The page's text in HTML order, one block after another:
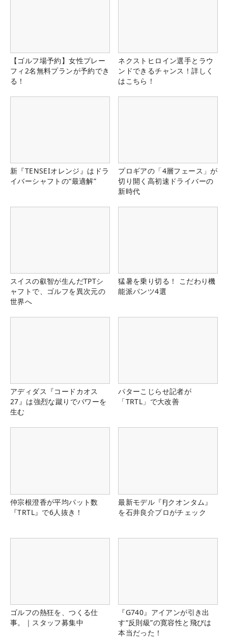
【ゴルフ場予約】女性プレー
フィ2名無料プランが予約でき
る！
ネクストヒロイン選手とラウ
ンドできるチャンス！詳しく
はこちら！
新『TENSEIオレンジ』はドラ
イバーシャフトの“最適解”
プロギアの「4層フェース」が
切り開く高初速ドライバーの
新時代
スイスの叡智が生んだTPTシ
ャフトで、ゴルフを異次元の
世界へ
猛暑を乗り切る！ こだわり機
能派パンツ4選
アディダス『コードカオス
27』は強烈な蹴りでパワーを
生む
パターこじらせ記者が
「TRTL」で大改善
仲宗根澄香が平均パット数
『TRTL』で6人抜き！
最新モデル『FJクオンタム』
を石井良介プロがチェック
ゴルフの熱狂を、つくる仕
事。｜スタッフ募集中
『G740』アイアンが引き出
す“反則級”の寛容性と飛びは
本当だった！